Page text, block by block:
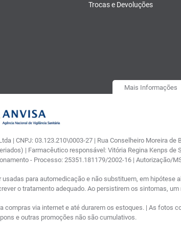
Trocas e Devoluções
Mais Informações
| CNPJ: 03.123.210\0003-27 | Rua Conselheiro Moreira
| Farmacêutico responsável: Vitória Regina Kenps de
- Processo: 25351.181179/2002-16 | Autorização/
para automedicação e não substituem, em
o tratamento adequado. Ao persistirem os sintomas,
compras via internet e até durarem os estoques. | As
e outras promoções não são cumulativos.